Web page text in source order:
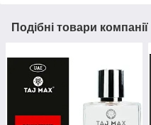
Подібні товари компанії